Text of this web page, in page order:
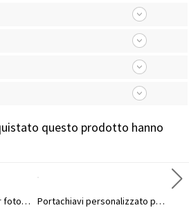
questo prodotto hanno
Collana con piastrina per foto in acciaio inossidabile incisa per bambini Portachiavi personalizzato per foto in acciaio inossidabile